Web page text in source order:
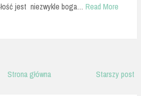
jest niezwykle boga… Read More
Starszy post
Strona główna